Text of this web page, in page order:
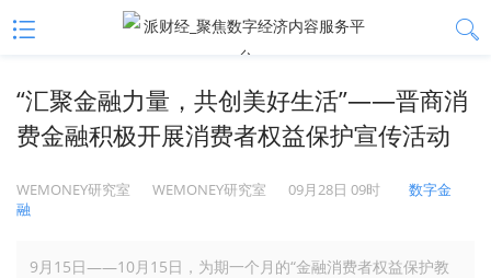
“汇聚金融力量，共创美好生活”——晋商消
费金融积极开展消费者权益保护宣传活动
WEMONEY研究室 WEMONEY研究室 09月28日 09时
数字金
融
9月15日——10月15日，为期一个月的“金融消费者权益保护教